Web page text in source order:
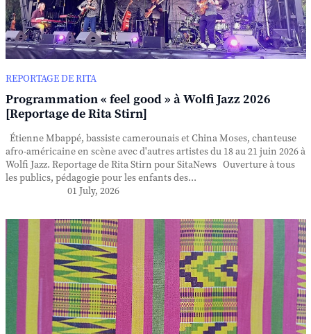
REPORTAGE DE RITA
Programmation « feel good » à Wolfi Jazz 2026
[Reportage de Rita Stirn]
Étienne Mbappé, bassiste camerounais et China Moses, chanteuse
afro-américaine en scène avec d'autres artistes du 18 au 21 juin 2026 à
Wolfi Jazz. Reportage de Rita Stirn pour SitaNews Ouverture à tous
les publics, pédagogie pour les enfants des...
01 July, 2026